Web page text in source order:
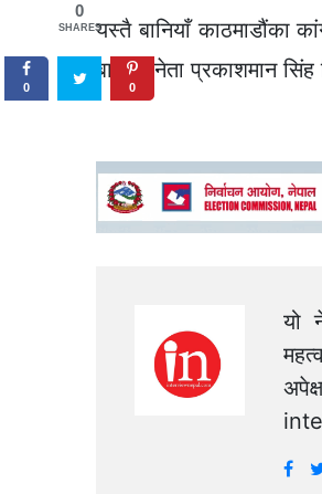
यस्तै बानियाँ काठमाडौंका
बानियाँ नेता प्रकाशमान
यो
0
SHARES
0 0